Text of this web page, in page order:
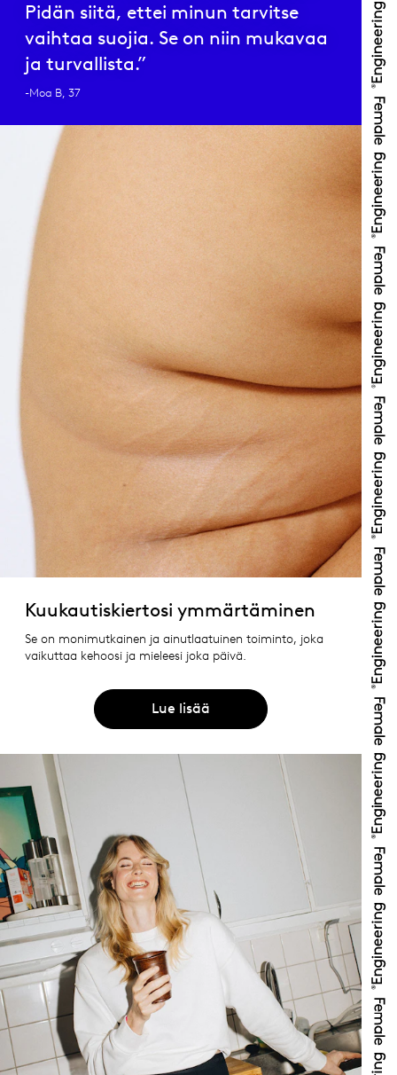
Pidän siitä, ettei minun tarvitse
vaihtaa suojia. Se on niin mukavaa
ja turvallista.”
-Moa B, 37
Kuukautiskiertosi ymmärtäminen
Se on monimutkainen ja ainutlaatuinen toiminto, joka
vaikuttaa kehoosi ja mieleesi joka päivä.
Lue lisää